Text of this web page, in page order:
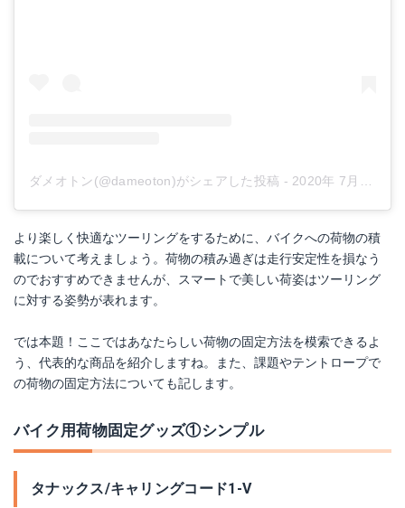
ダメオトン(@dameoton)がシェアした投稿 - 2020年 7月月13日午後2時18分PDT
より楽しく快適なツーリングをするために、バイクへの荷物の積
載について考えましょう。荷物の積み過ぎは走行安定性を損なう
のでおすすめできませんが、スマートで美しい荷姿はツーリング
に対する姿勢が表れます。
では本題！ここではあなたらしい荷物の固定方法を模索できるよ
う、代表的な商品を紹介しますね。また、課題やテントロープで
の荷物の固定方法についても記します。
バイク用荷物固定グッズ①シンプル
タナックス/キャリングコード1-V